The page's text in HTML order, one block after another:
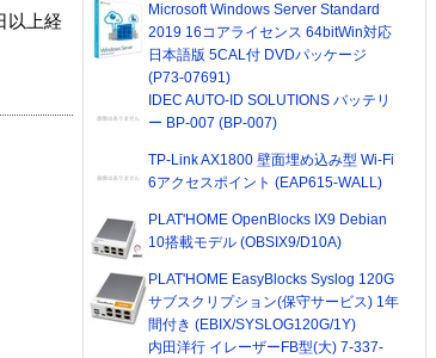
以上経
Microsoft Windows Server Standard
2019 16コアライセンス 64bitWin対応
日本語版 5CAL付 DVDパッケージ
(P73-07691)
IDEC AUTO-ID SOLUTIONS バッテリ
ー BP-007 (BP-007)
TP-Link AX1800 壁面埋め込み型 Wi-Fi
6アクセスポイント (EAP615-WALL)
PLAT'HOME OpenBlocks IX9 Debian
10搭載モデル (OBSIX9/D10A)
PLAT'HOME EasyBlocks Syslog 120G
サブスクリプション(保守サービス) 1年
間付き (EBIX/SYSLOG120G/1Y)
内田洋行 イレーザーFB型(大) 7-337-